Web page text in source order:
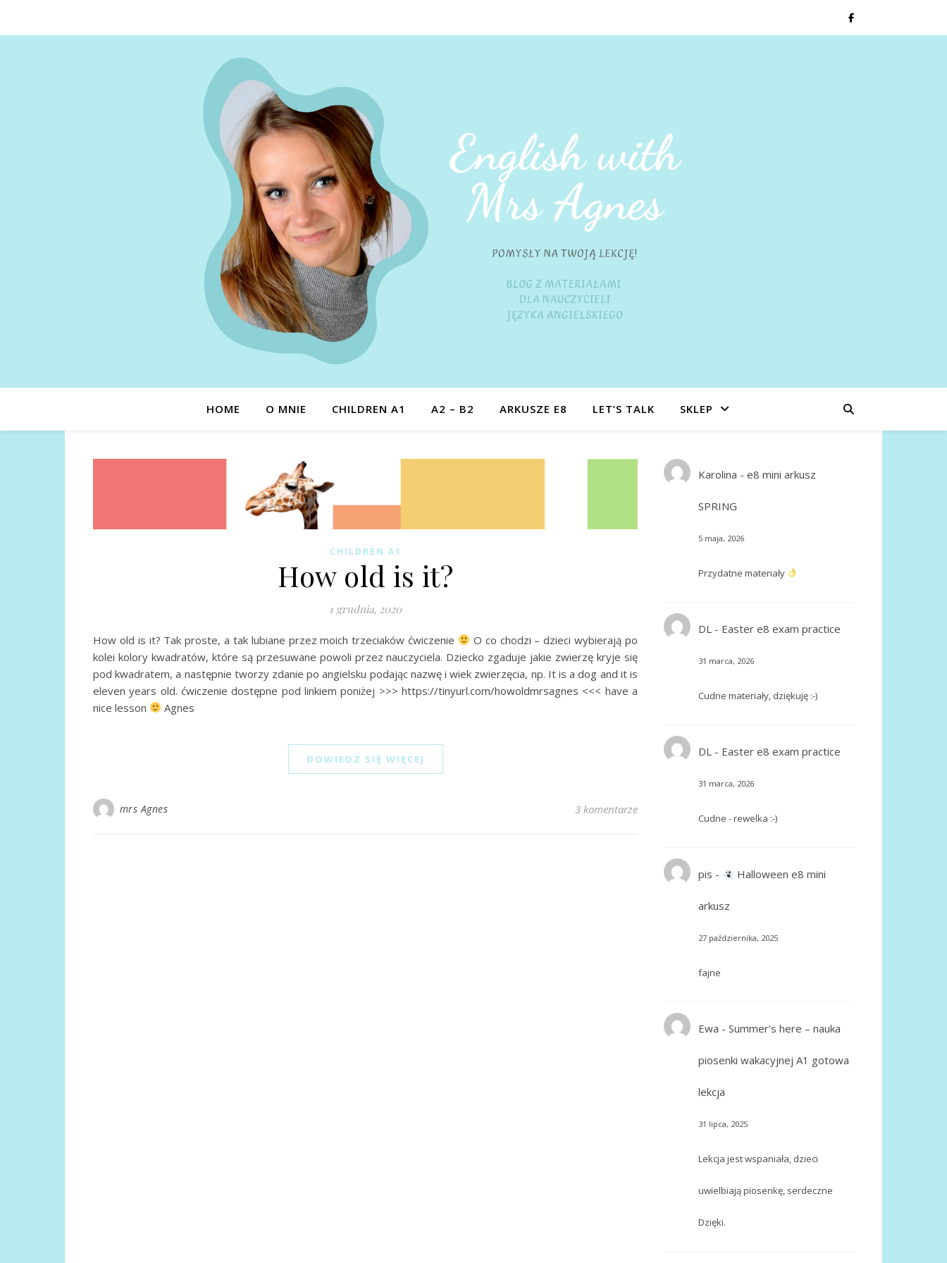
HOME O MNIE CHILDREN A1 A2 – B2 ARKUSZE E8 LET’S TALK SKLEP
CHILDREN A1
How old is it?
1 grudnia, 2020
How old is it? Tak proste, a tak lubiane przez moich trzeciaków ćwiczenie
O co chodzi – dzieci wybierają po
kolei kolory kwadratów, które są przesuwane powoli przez nauczyciela. Dziecko zgaduje jakie zwierzę kryje się
pod kwadratem, a następnie tworzy zdanie po angielsku podając nazwę i wiek zwierzęcia, np. It is a dog and it is
eleven years old. ćwiczenie dostępne pod linkiem poniżej >>> https://tinyurl.com/howoldmrsagnes <<< have a
nice lesson
Agnes
DOWIEDZ SIĘ WIĘCEJ
mrs Agnes 3 komentarze
Karolina - e8 mini arkusz
SPRING
5 maja, 2026
Przydatne materiały
DL- Easter e8 exam practice
31 marca, 2026
Cudne materiały, dziękuję :-)
DL- Easter e8 exam practice
31 marca, 2026
Cudne - rewelka :-)
pis - Halloween e8 mini
arkusz
27 października, 2025
fajne
Ewa - Summer’s here – nauka
piosenki wakacyjnej A1 gotowa
lekcja
31 lipca, 2025
Lekcja jest wspaniała, dzieci
uwielbiają piosenkę, serdeczne
Dzięki.